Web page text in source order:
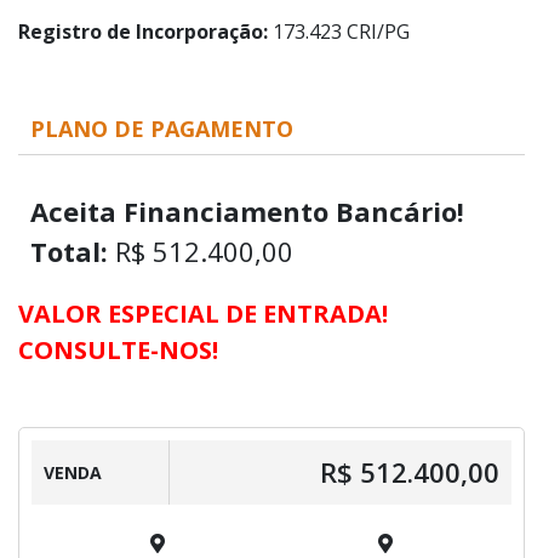
Registro de Incorporação: 173.423 CRI/PG
PLANO DE PAGAMENTO
Aceita Financiamento Bancário!
Total: R$ 512.400,00
VALOR ESPECIAL DE ENTRADA!
CONSULTE-NOS!
VENDA R$ 512.400,00